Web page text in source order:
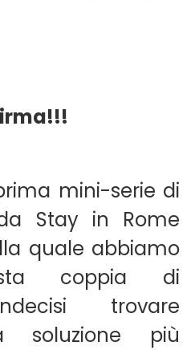
mini-serie di
Stay in Rome
quale abbiamo
coppia di
trovare
soluzione più